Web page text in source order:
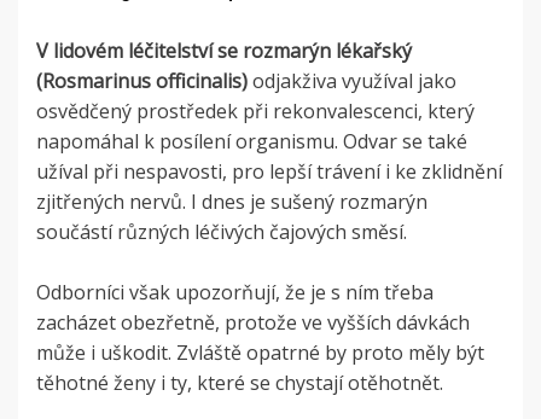
V lidovém léčitelství se rozmarýn lékařský
(Rosmarinus officinalis)odjakživa využíval jako
osvědčený prostředek při rekonvalescenci, který
napomáhal k posílení organismu. Odvar se také
užíval při nespavosti, pro lepší trávení i ke zklidnění
zjitřených nervů. I dnes je sušený rozmarýn
součástí různých léčivých čajových směsí.
Odborníci však upozorňují, že je s ním třeba
zacházet obezřetně, protože ve vyšších dávkách
může i uškodit. Zvláště opatrné by proto měly být
těhotné ženy i ty, které se chystají otěhotnět.